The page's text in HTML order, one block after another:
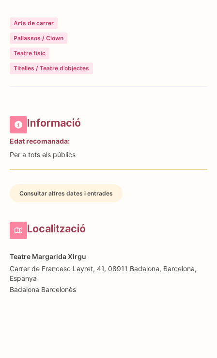
Arts de carrer
Pallassos / Clown
Teatre físic
Titelles / Teatre d’objectes
Informació
Edat recomanada:
Per a tots els públics
Consultar altres dates i entrades
Localització
Teatre Margarida Xirgu
Carrer de Francesc Layret, 41, 08911 Badalona, Barcelona,
Espanya
Badalona Barcelonès